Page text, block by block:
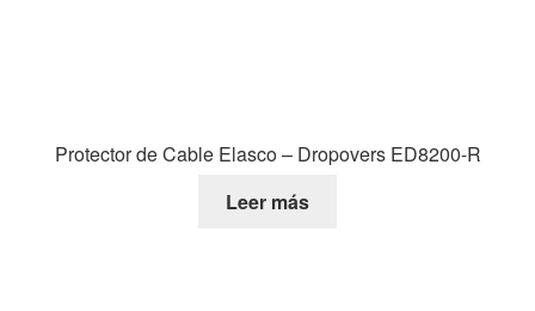
Protector de Cable Elasco – Dropovers ED8200-R
Leer más